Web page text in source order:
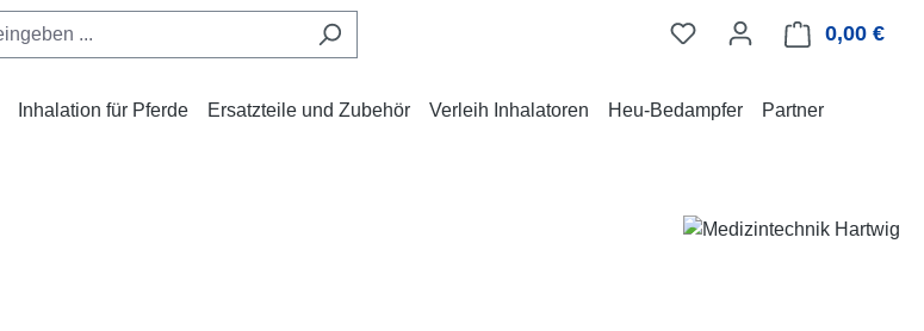
0,00 €
Inhalation für Pferde Ersatzteile und Zubehör Verleih Inhalatoren Heu-Bedampfer Partner